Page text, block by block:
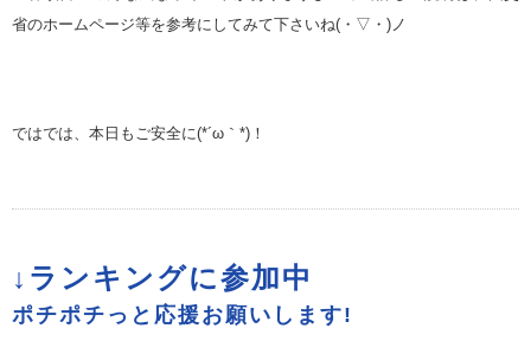
省のホームページ等を参考にしてみて下さいね(・▽・)ノ
ではでは、本日もご安全に(*´ω｀*)！
↓ランキングに参加中
ポチポチっと応援お願いします!